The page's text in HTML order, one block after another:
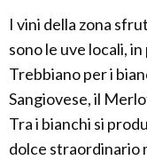
I vini della zona
sono le uve locali,
Trebbiano per i
Sangiovese, il
Tra i bianchi si
dolce straordinario